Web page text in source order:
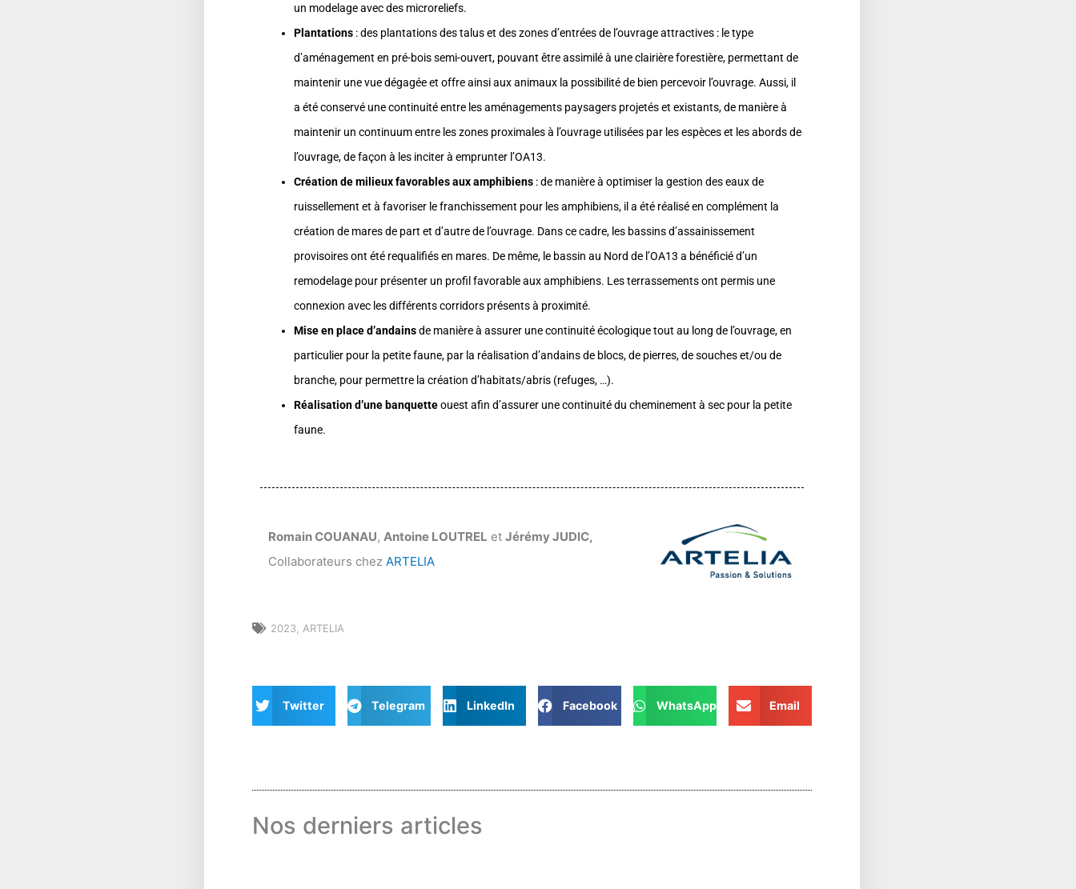
un modelage avec des microreliefs.
Plantations : des plantations des talus et des zones d’entrées de l’ouvrage attractives : le type
d’aménagement en pré-bois semi-ouvert, pouvant être assimilé à une clairière forestière, permettant de
maintenir une vue dégagée et offre ainsi aux animaux la possibilité de bien percevoir l’ouvrage. Aussi, il
a été conservé une continuité entre les aménagements paysagers projetés et existants, de manière à
maintenir un continuum entre les zones proximales à l’ouvrage utilisées par les espèces et les abords de
l’ouvrage, de façon à les inciter à emprunter l’OA13.
Création de milieux favorables aux amphibiens : de manière à optimiser la gestion des eaux de
ruissellement et à favoriser le franchissement pour les amphibiens, il a été réalisé en complément la
création de mares de part et d’autre de l’ouvrage. Dans ce cadre, les bassins d’assainissement
provisoires ont été requalifiés en mares. De même, le bassin au Nord de l’OA13 a bénéficié d’un
remodelage pour présenter un profil favorable aux amphibiens. Les terrassements ont permis une
connexion avec les différents corridors présents à proximité.
Mise en place d’andainsde manière à assurer une continuité écologique tout au long de l’ouvrage, en
particulier pour la petite faune, par la réalisation d’andains de blocs, de pierres, de souches et/ou de
branche, pour permettre la création d’habitats/abris (refuges, …).
Réalisation d’une banquetteouest afin d’assurer une continuité du cheminement à sec pour la petite
faune.
Romain COUANAU, Antoine LOUTREL etJérémy JUDIC,
Collaborateurs chez ARTELIA
2023 ARTELIA
Twitter Telegram LinkedIn Facebook WhatsApp Email
Nos derniers articles